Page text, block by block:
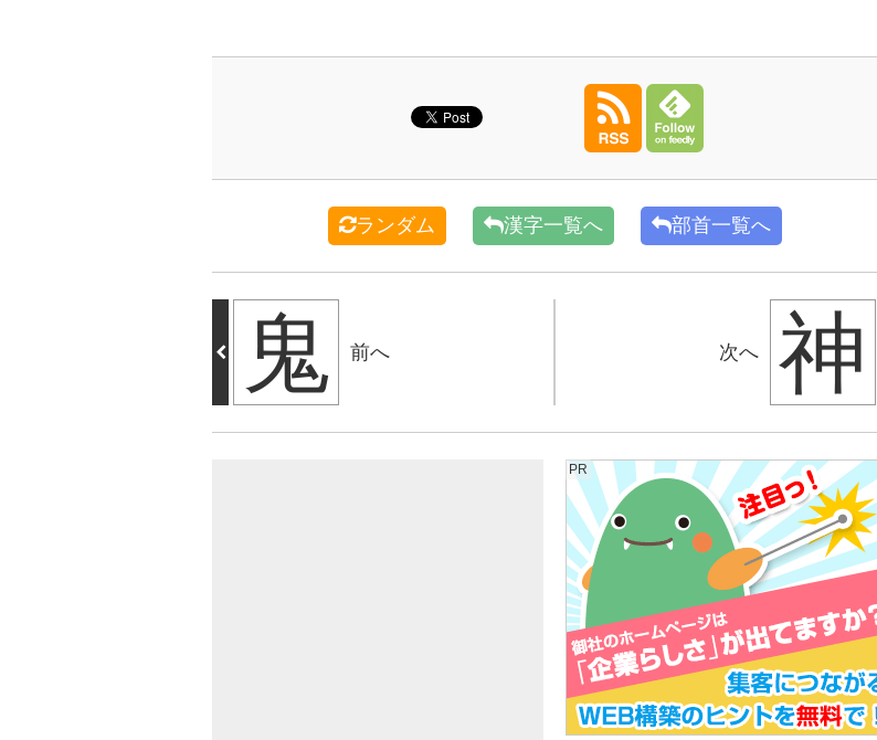
ランダム 漢字一覧へ 部首一覧へ
鬼 前へ 神
次へ
PR